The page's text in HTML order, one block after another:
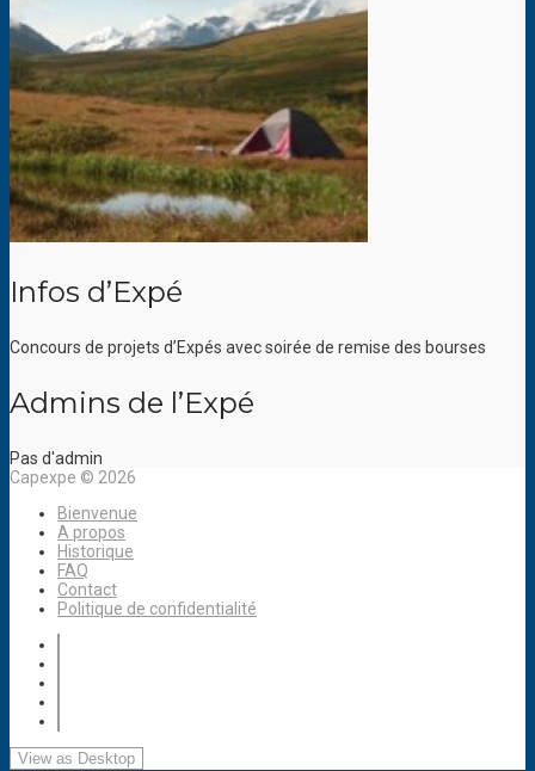
Infos d’Expé
Concours de projets d’Expés avec soirée de remise des bourses
Admins de l’Expé
Pas d'admin
Capexpe © 2026
Bienvenue
A propos
Historique
FAQ
Contact
Politique de confidentialité